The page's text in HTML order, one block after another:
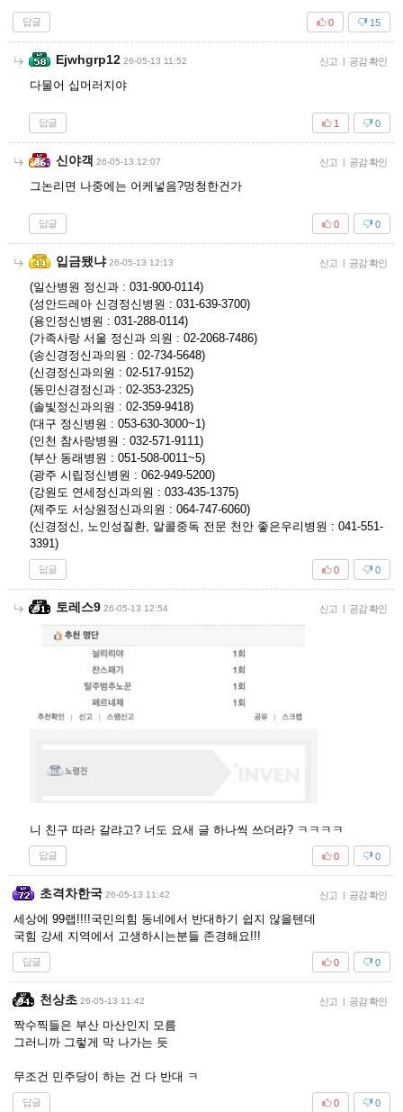
답글 15
0
Ejwhgrp12 26-05-13 11:52 신고 | 공감 확인
다물어 십머러지야
답글 0
1
신야객 26-05-13 12:07 신고 | 공감 확인
그논리면 나중에는 어케넣음?멍청한건가
답글 0
0
입금됐냐 26-05-13 12:13 신고 | 공감 확인
(일산병원 정신과 : 031-900-0114)
(성안드레아 신경정신병원 : 031-639-3700)
(용인정신병원 : 031-288-0114)
(가족사랑 서울 정신과 의원 : 02-2068-7486)
(송신경정신과의원 : 02-734-5648)
(신경정신과의원 : 02-517-9152)
(동민신경정신과 : 02-353-2325)
(솔빛정신과의원 : 02-359-9418)
(대구 정신병원 : 053-630-3000~1)
(인천 참사랑병원 : 032-571-9111)
(부산 동래병원 : 051-508-0011~5)
(광주 시립정신병원 : 062-949-5200)
(강원도 연세정신과의원 : 033-435-1375)
(제주도 서상원정신과의원 : 064-747-6060)
(신경정신, 노인성질환, 알콜중독 전문 천안 좋은우리병원 : 041-551-
3391)
답글 0
0
토레스9 26-05-13 12:54 신고 | 공감 확인
니 친구 따라 갈랴고? 너도 요새 글 하나씩 쓰더라? ㅋㅋㅋㅋ
답글 0
0
초격차한국 26-05-13 11:42 신고 | 공감 확인
세상에 99랩!!!!국민의힘 동네에서 반대하기 쉽지 않을텐데
국힘 강세 지역에서 고생하시는분들 존경해요!!!
답글 0
0
천상초 26-05-13 11:42 신고 | 공감 확인
짝수찍들은 부산 마산인지 모름
그러니까 그렇게 막 나가는 듯
무조건 민주당이 하는 건 다 반대 ㅋ
답글 0
0